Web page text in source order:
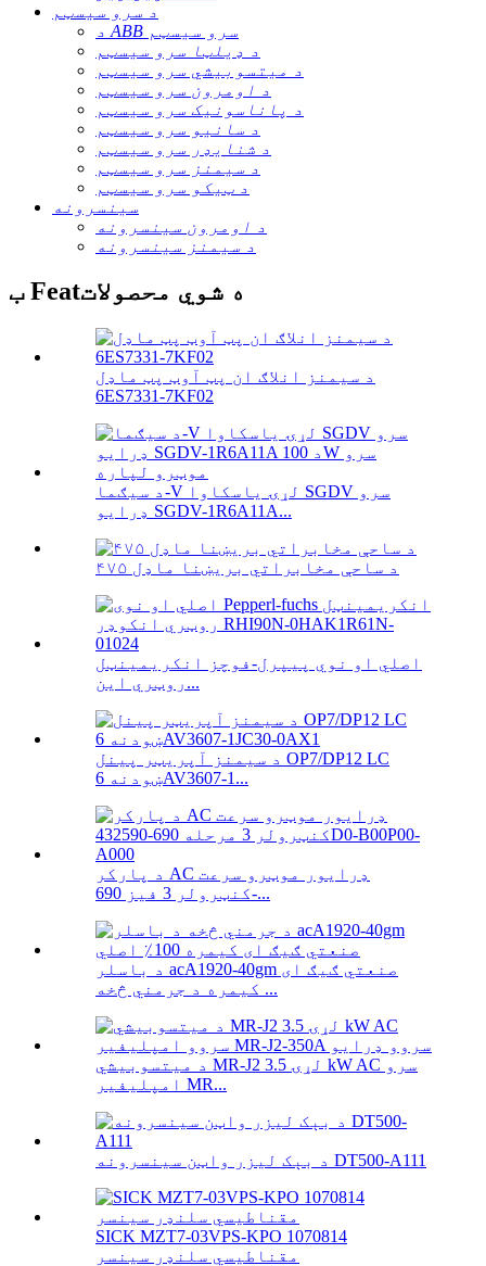
د سرو سیسټم
د ABB سرو سیسټم
د ډیلټا سرو سیسټم
د میتسوبیشي سرو سیسټم
د اومرون سرو سیسټم
د پاناسونیک سرو سیسټم
د سانیو سرو سیسټم
د شنایډر سرو سیسټم
د سیمنز سرو سیسټم
د ټیکو سرو سیسټم
سینسرونه
د اومرون سینسرونه
د سیمنز سینسرونه
ب Featه شوي محصولات
د سیمنز انلاګ ان پټ آوټ پټ ماډل
6ES7331-7KF02
د سیګما-V لړۍ یاسکاوا SGDV سرو
ډرایو SGDV-1R6A11A...
۴۷۵ د ساحې مخابراتي بریښنا ماډل
اصلي او نوي پیپرل-فوچز انکریمینټل
روټري این...
د سیمنز آپریټر پینل OP7/DP12 LC
ښودنه 6AV3607-1...
د پارکر AC ډرایور موټرو سرعت
کنټرولر 3 فیز 690-...
د باسلر acA1920-40gm صنعتي ګیګ ای
کیمره د جرمني څخه ...
د میتسوبیشي MR-J2 لړۍ 3.5 kW AC سرو
امپلیفیر MR...
د بېک لیزر واټن سینسرونه DT500-A111
SICK MZT7-03VPS-KPO 1070814
مقناطیسي سلنډر سینسر